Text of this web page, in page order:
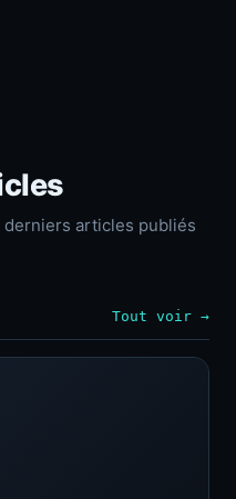
articles publiés
Tout voir →